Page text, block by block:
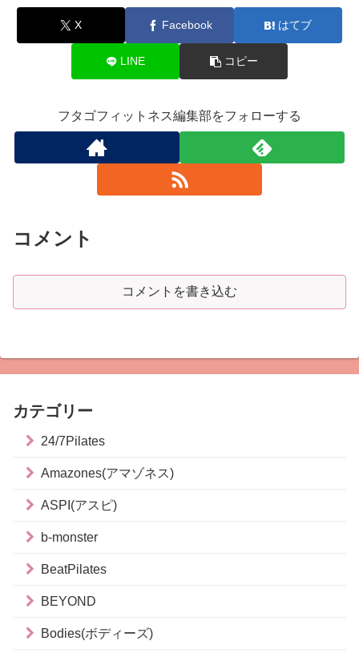
X Facebook はてブ
LINE コピー
フタゴフィットネス編集部をフォローする
コメント
コメントを書き込む
カテゴリー
24/7Pilates
Amazones(アマゾネス)
ASPI(アスピ)
b-monster
BeatPilates
BEYOND
Bodies(ボディーズ)